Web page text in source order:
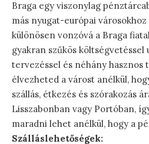
Braga egy viszonylag
más nyugat-európai
különösen vonzóvá a Braga
gyakran szűkös költségvetéssel
tervezéssel és néhány hasznos
élvezheted a várost anélkül,
szállás, étkezés és szórakozás
Lisszabonban vagy Portóban,
maradni lehet anélkül, hogy a
Szálláslehetőségek: